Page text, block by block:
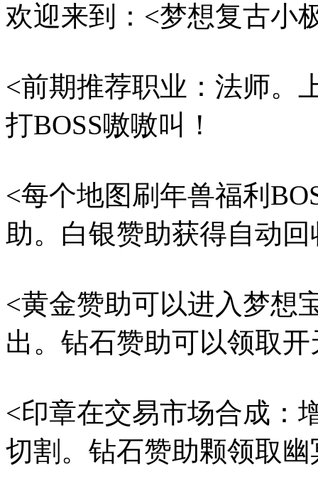
欢迎来到：<梦想复古小
<前期推荐职业：法师。
打BOSS嗷嗷叫！
<每个地图刷年兽福利
助。白银赞助获得自动
<黄金赞助可以进入梦想
出。钻石赞助可以领取
<印章在交易市场合成：
切割。钻石赞助颗领取